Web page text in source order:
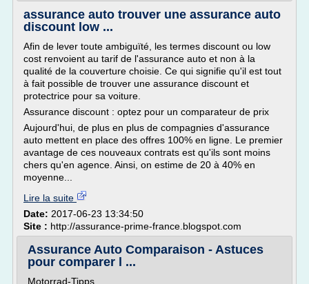
assurance auto trouver une assurance auto
discount low ...
Afin de lever toute ambiguïté, les termes discount ou low
cost renvoient au tarif de l'assurance auto et non à la
qualité de la couverture choisie. Ce qui signifie qu'il est tout
à fait possible de trouver une assurance discount et
protectrice pour sa voiture.
Assurance discount : optez pour un comparateur de prix
Aujourd'hui, de plus en plus de compagnies d'assurance
auto mettent en place des offres 100% en ligne. Le premier
avantage de ces nouveaux contrats est qu'ils sont moins
chers qu'en agence. Ainsi, on estime de 20 à 40% en
moyenne...
Lire la suite
Date: 2017-06-23 13:34:50
Site : http://assurance-prime-france.blogspot.com
Assurance Auto Comparaison - Astuces
pour comparer l ...
Motorrad-Tipps